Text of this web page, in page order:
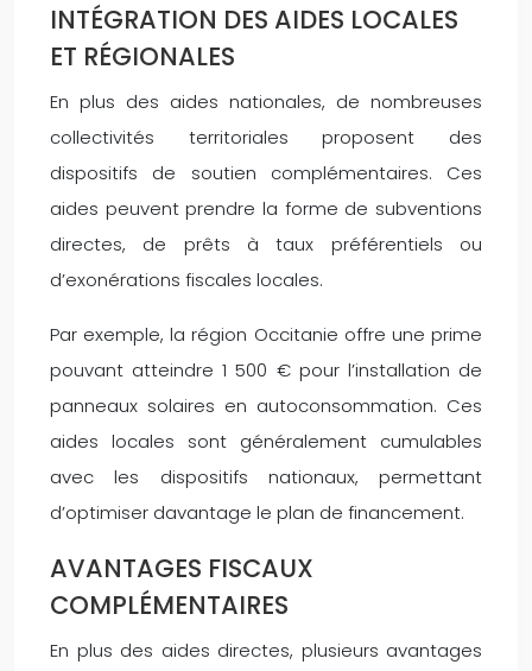
INTÉGRATION DES AIDES LOCALES
ET RÉGIONALES
En plus des aides nationales, de nombreuses
collectivités territoriales proposent des
dispositifs de soutien complémentaires. Ces
aides peuvent prendre la forme de subventions
directes, de prêts à taux préférentiels ou
d’exonérations fiscales locales.
Par exemple, la région Occitanie offre une prime
pouvant atteindre 1 500 € pour l’installation de
panneaux solaires en autoconsommation. Ces
aides locales sont généralement cumulables
avec les dispositifs nationaux, permettant
d’optimiser davantage le plan de financement.
AVANTAGES FISCAUX
COMPLÉMENTAIRES
En plus des aides directes, plusieurs avantages